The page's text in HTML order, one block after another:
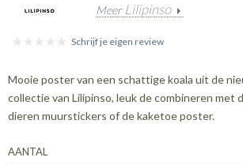
Meer Lilipinso
Schrijf je eigen review
Mooie poster van een schattige koala uit de
collectie van Lilipinso, leuk de combineren met
dieren muurstickers of de kaketoe poster.
AANTAL